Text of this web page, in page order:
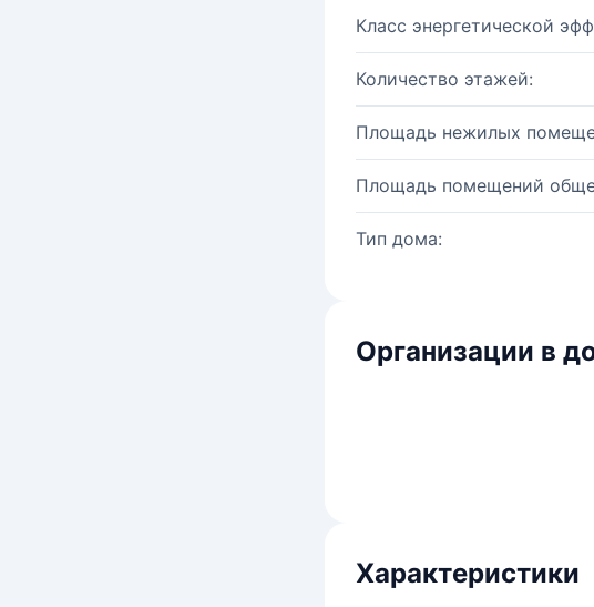
Класс энергетической
Количество этажей:
Площадь нежилых
Площадь помещений
Тип дома:
Организации в
Характеристики